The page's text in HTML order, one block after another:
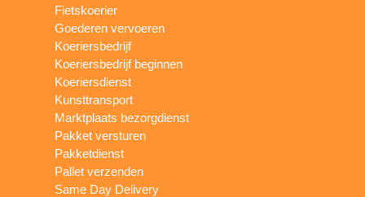
Fietskoerier
Goederen vervoeren
Koeriersbedrijf
Koeriersbedrijf beginnen
Koeriersdienst
Kunsttransport
Marktplaats bezorgdienst
Pakket versturen
Pakketdienst
Pallet verzenden
Same Day Delivery